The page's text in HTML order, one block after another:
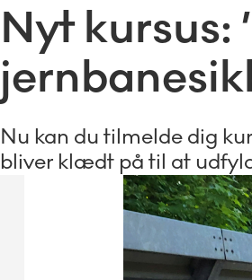
Nyt kursus:
Nu kan du tilmelde dig
bliver klædt på til at